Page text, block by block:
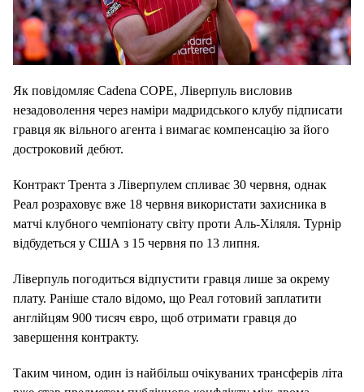
Як повідомляє Cadena COPE, Ліверпуль висловив
незадоволення через наміри мадридського клубу підписати
гравця як вільного агента і вимагає компенсацію за його
достроковий дебют.
Контракт Трента з Ліверпулем спливає 30 червня, однак
Реал розраховує вже 18 червня використати захисника в
матчі клубного чемпіонату світу проти Аль-Хіляля. Турнір
відбудеться у США з 15 червня по 13 липня.
Ліверпуль погодиться відпустити гравця лише за окрему
плату. Раніше стало відомо, що Реал готовий заплатити
англійцям 900 тисяч євро, щоб отримати гравця до
завершення контракту.
Таким чином, один із найбільш очікуваних трансферів літа